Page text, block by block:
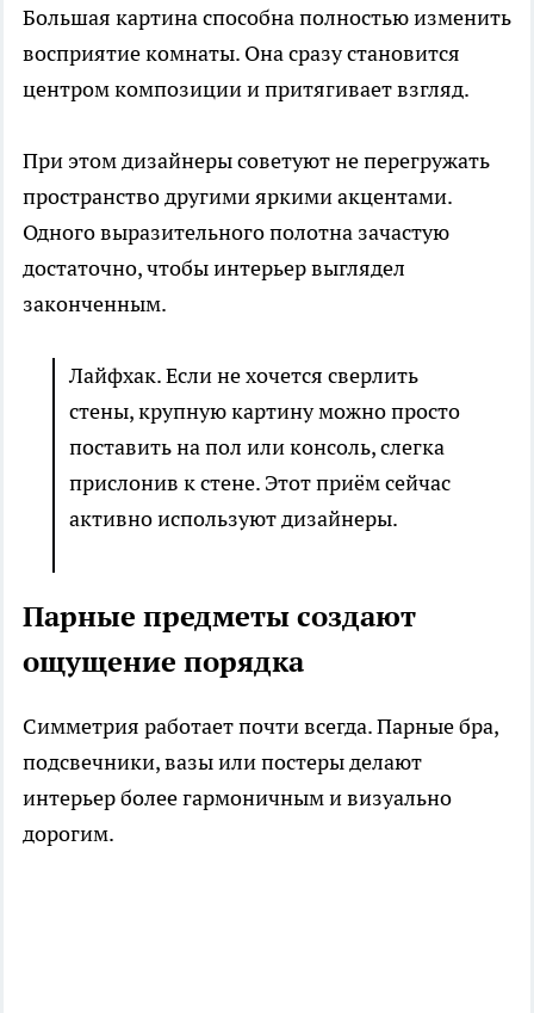
Большая картина способна полностью изменить
восприятие комнаты. Она сразу становится
центром композиции и притягивает взгляд.
При этом дизайнеры советуют не перегружать
пространство другими яркими акцентами.
Одного выразительного полотна зачастую
достаточно, чтобы интерьер выглядел
законченным.
Лайфхак. Если не хочется сверлить
стены, крупную картину можно просто
поставить на пол или консоль, слегка
прислонив к стене. Этот приём сейчас
активно используют дизайнеры.
Парные предметы создают
ощущение порядка
Симметрия работает почти всегда. Парные бра,
подсвечники, вазы или постеры делают
интерьер более гармоничным и визуально
дорогим.